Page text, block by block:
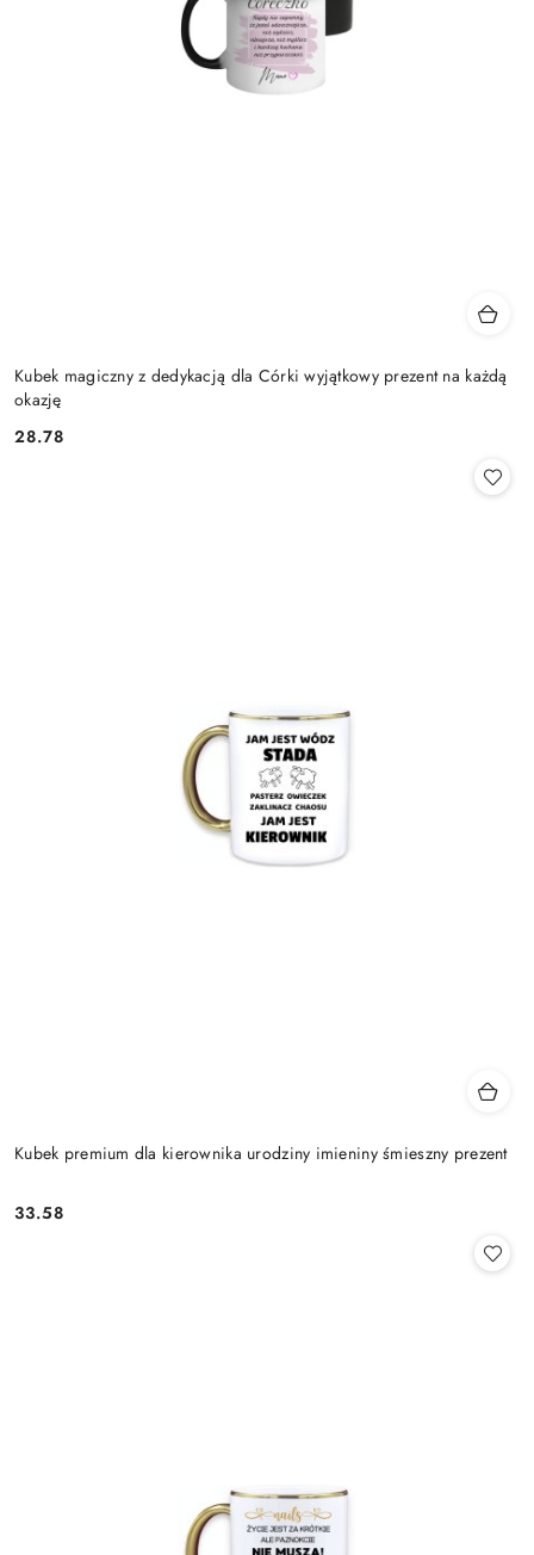
Kubek magiczny z dedykacją dla Córki wyjątkowy prezent na każdą
okazję
Cena:
28.78
Kubek premium dla kierownika urodziny imieniny śmieszny prezent
Cena:
33.58